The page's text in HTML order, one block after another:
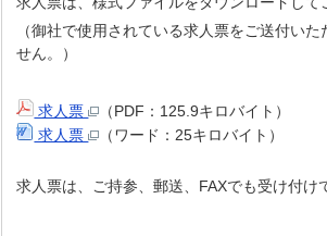
（御社で使用されている求人票をご送付いた
せん。）
求人票
（PDF：125.9キロバイト）
求人票
（ワード：25キロバイト）
求人票は、ご持参、郵送、FAXでも受け付け